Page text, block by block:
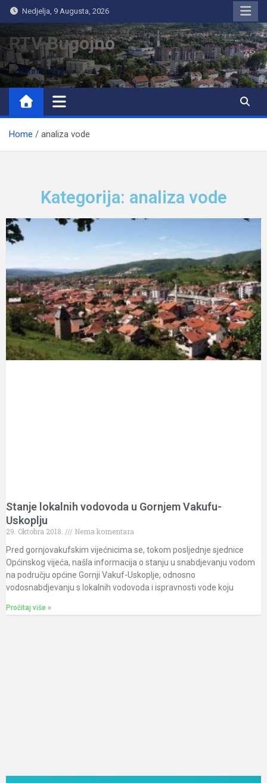
Nedjelja, 9 Augusta, 2026
RTV Bugojno
Home analiza vode
Kategorija: analiza vode
Stanje lokalnih vodovoda u Gornjem Vakufu-
Uskoplju
29. Oktobra 2018.
Nema komentara
Pred gornjovakufskim vijećnicima se, tokom posljednje sjednice
Općinskog vijeća, našla informacija o stanju u snabdjevanju vodom
na području općine Gornji Vakuf-Uskoplje, odnosno
vodosnabdjevanju s lokalnih vodovoda i ispravnosti vode koju
Pročitaj više »